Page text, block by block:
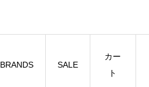
BRANDS SALE
カー
ト